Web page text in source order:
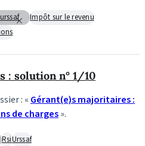
Impôt sur le revenu
: solution n° 1/10
: « Gérant(e)s majoritaires :
de charges».
RsiUrssaf